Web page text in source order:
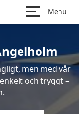
Menu
men med vår
och tryggt –